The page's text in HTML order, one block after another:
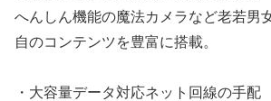
へんしん機能の魔法カメラなど老若男
自のコンテンツを豊富に搭載。
・大容量データ対応ネット回線の手配